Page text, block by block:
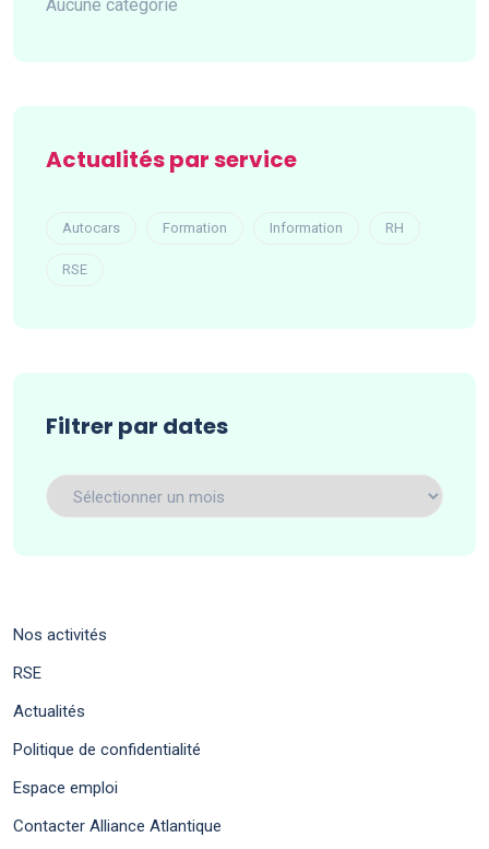
Aucune catégorie
Actualités par service
Autocars Formation Information RH
RSE
Filtrer par dates
Filtrer
par
Nos activités
RSE
Actualités
Politique de confidentialité
Espace emploi
Contacter Alliance Atlantique